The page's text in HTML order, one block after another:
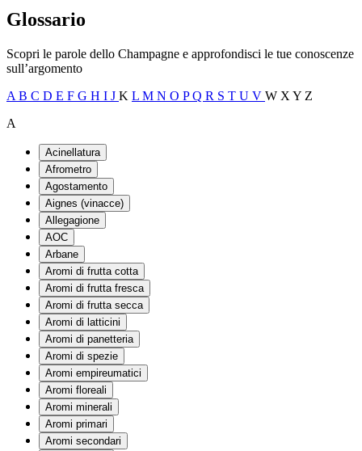
Glossario
Scopri le parole dello Champagne e approfondisci le tue conoscenze
sull’argomento
A B C D E F G H I J K L M N O PQ R S T U V W X Y Z
A
Acinellatura
Afrometro
Agostamento
Aignes (vinacce)
Allegagione
AOC
Arbane
Aromi di frutta cotta
Aromi di frutta fresca
Aromi di frutta secca
Aromi di latticini
Aromi di panetteria
Aromi di spezie
Aromi empireumatici
Aromi floreali
Aromi minerali
Aromi primari
Aromi secondari